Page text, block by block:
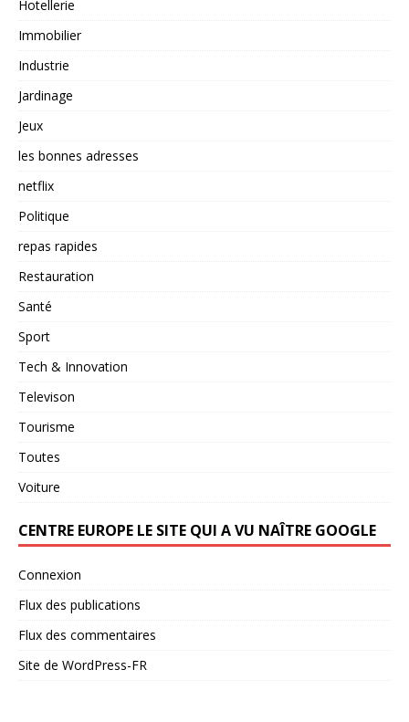
Hotellerie
Immobilier
Industrie
Jardinage
Jeux
les bonnes adresses
netflix
Politique
repas rapides
Restauration
Santé
Sport
Tech & Innovation
Televison
Tourisme
Toutes
Voiture
CENTRE EUROPE LE SITE QUI A VU NAÎTRE GOOGLE
Connexion
Flux des publications
Flux des commentaires
Site de WordPress-FR